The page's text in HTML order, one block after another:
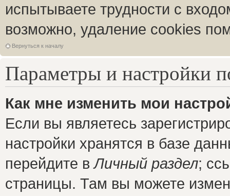
испытываете трудности с
возможно, удаление cookies
Вернуться к началу
Параметры и настройки
Как мне изменить мои
Если вы являетесь
настройки хранятся в базе
перейдите вЛичный раздел;
страницы. Там вы можете